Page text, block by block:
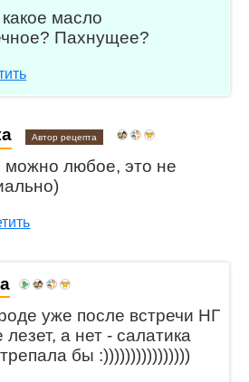
масло
Пахнущее?
Автор рецепта
можно любое, это не
уже после встречи НГ
лезет, а нет - салатика
бы :))))))))))))))))